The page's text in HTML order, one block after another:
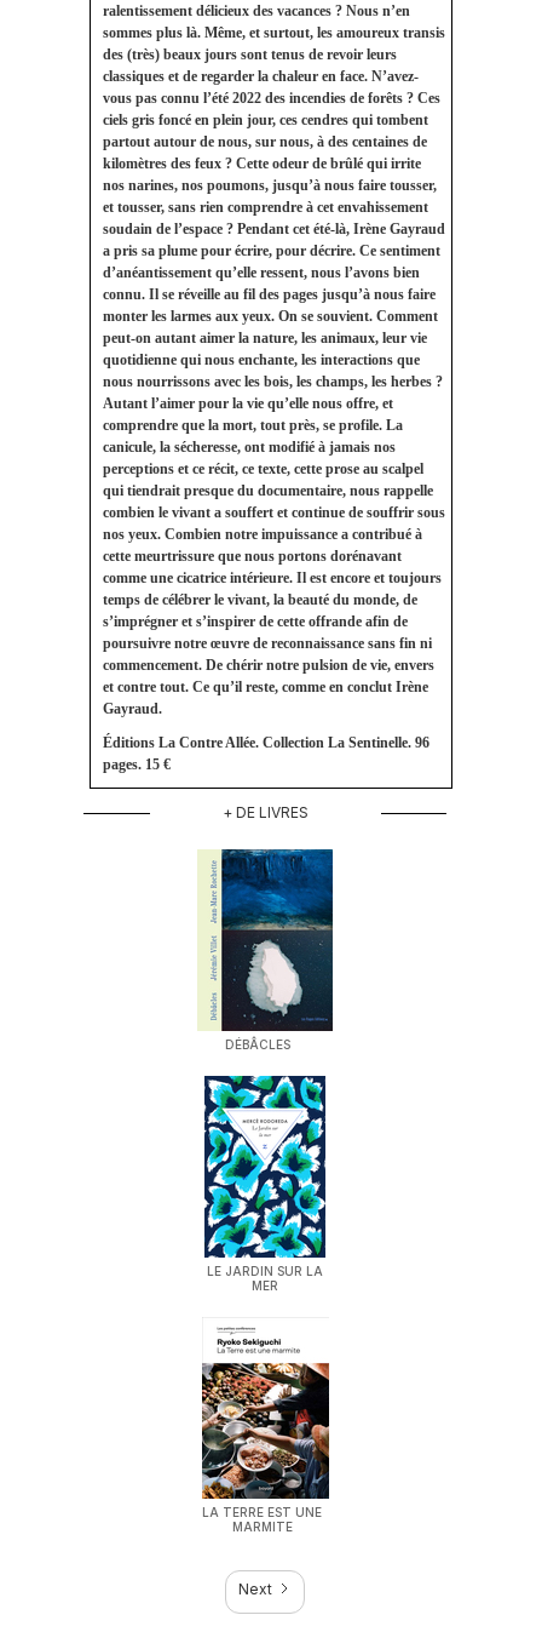
ralentissement délicieux des vacances ? Nous n’en
sommes plus là. Même, et surtout, les amoureux transis
des (très) beaux jours sont tenus de revoir leurs
classiques et de regarder la chaleur en face. N’avez-
vous pas connu l’été 2022 des incendies de forêts ? Ces
ciels gris foncé en plein jour, ces cendres qui tombent
partout autour de nous, sur nous, à des centaines de
kilomètres des feux ? Cette odeur de brûlé qui irrite
nos narines, nos poumons, jusqu’à nous faire tousser,
et tousser, sans rien comprendre à cet envahissement
soudain de l’espace ? Pendant cet été-là, Irène Gayraud
a pris sa plume pour écrire, pour décrire. Ce sentiment
d’anéantissement qu’elle ressent, nous l’avons bien
connu. Il se réveille au fil des pages jusqu’à nous faire
monter les larmes aux yeux. On se souvient. Comment
peut-on autant aimer la nature, les animaux, leur vie
quotidienne qui nous enchante, les interactions que
nous nourrissons avec les bois, les champs, les herbes ?
Autant l’aimer pour la vie qu’elle nous offre, et
comprendre que la mort, tout près, se profile. La
canicule, la sécheresse, ont modifié à jamais nos
perceptions et ce récit, ce texte, cette prose au scalpel
qui tiendrait presque du documentaire, nous rappelle
combien le vivant a souffert et continue de souffrir sous
nos yeux. Combien notre impuissance a contribué à
cette meurtrissure que nous portons dorénavant
comme une cicatrice intérieure. Il est encore et toujours
temps de célébrer le vivant, la beauté du monde, de
s’imprégner et s’inspirer de cette offrande afin de
poursuivre notre œuvre de reconnaissance sans fin ni
commencement. De chérir notre pulsion de vie, envers
et contre tout. Ce qu’il reste, comme en conclut Irène
Gayraud.
Éditions La Contre Allée. Collection La Sentinelle. 96
pages. 15 €
+ DE LIVRES
DÉBÂCLES
LE JARDIN SUR LA
MER
LA TERRE EST UNE
MARMITE
Next